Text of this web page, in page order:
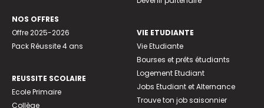
NOS OFFRES
Offre 2025-2026
Pack Réussite 4 ans
REUSSITE SCOLAIRE
Ecole Primaire
Collège
VIE ETUDIANTE
Vie Etudiante
Bourses et prêts étudiants
Logement Etudiant
Jobs Etudiant et Alternance
Trouve ton job saisonnier